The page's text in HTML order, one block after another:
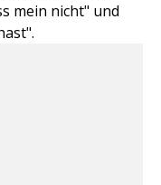
mein nicht" und